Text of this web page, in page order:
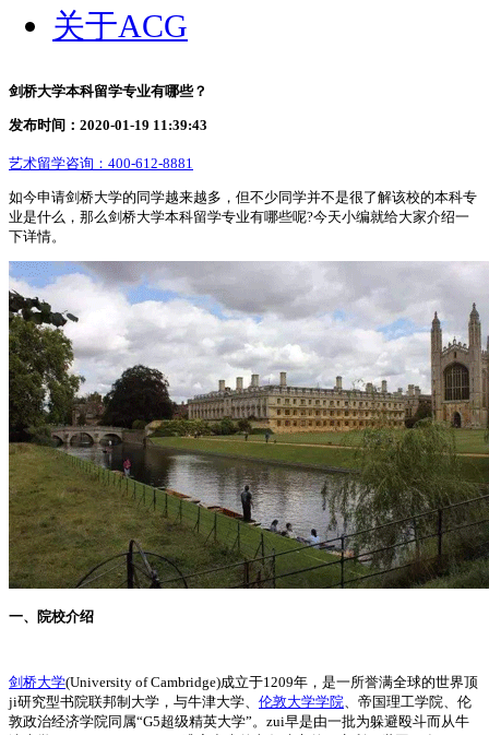
关于ACG
剑桥大学本科留学专业有哪些？
发布时间：2020-01-19 11:39:43
艺术留学咨询： 400-612-8881
如今申请剑桥大学的同学越来越多，但不少同学并不是很了解该校的本科专
业是什么，那么剑桥大学本科留学专业有哪些呢?今天小编就给大家介绍一
下详情。
一、院校介绍
剑桥大学(University of Cambridge)成立于1209年，是一所誉满全球的世界顶
ji研究型书院联邦制大学，与牛津大学、 伦敦大学学院 、帝国理工学院、伦
敦政治经济学院同属“G5超级精英大学”。zui早是由一批为躲避殴斗而从牛